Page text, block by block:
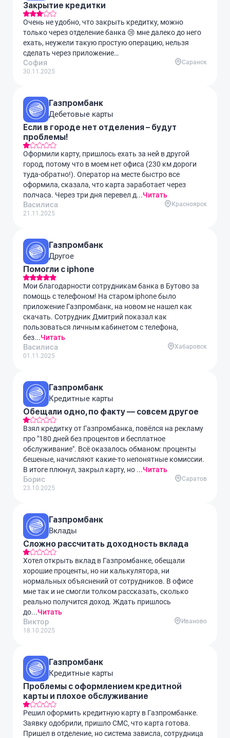
Закрытие кредитки
Очень не удобно, что закрыть кредитку, можно
только через отделение банка 😢 мне далеко до него
ехать, неужели такую простую операцию, нельзя
сделать через приложение…
София
30.11.2025
Саранск
Газпромбанк
Дебетовые карты
Если в городе нет отделения – будут
проблемы!
Оформили карту, пришлось ехать за ней в другой
город, потому что в моем нет офиса (230 км дороги
туда-обратно!). Оператор на месте быстро все
оформила, сказала, что карта заработает через
полчаса. Через три дня перевел д...Читать
Василиса
21.11.2025
Красноярск
Газпромбанк
Другое
Помогли с iphone
Мои благодарности сотрудникам банка в Бутово за
помощь с телефоном! На старом iphone было
приложение Газпромбанк, на новом не нашел как
скачать. Сотрудник Дмитрий показал как
пользоваться личным кабинетом с телефона,
без...Читать
Василиса
01.11.2025
Хабаровск
Газпромбанк
Кредитные карты
Обещали одно, по факту — совсем другое
Взял кредитку от Газпромбанка, повёлся на рекламу
про "180 дней без процентов и бесплатное
обслуживание". Всё оказалось обманом: проценты
бешеные, начисляют какие-то непонятные комиссии.
В итоге плюнул, закрыл карту, но ...Читать
Борис
23.10.2025
Саратов
Газпромбанк
Вклады
Сложно рассчитать доходность вклада
Хотел открыть вклад в Газпромбанке, обещали
хорошие проценты, но ни калькулятора, ни
нормальных объяснений от сотрудников. В офисе
мне так и не смогли толком рассказать, сколько
реально получится доход. Ждать пришлось
до...Читать
Виктор
18.10.2025
Иваново
Газпромбанк
Кредитные карты
Проблемы с оформлением кредитной
карты и плохое обслуживание
Решил оформить кредитную карту в Газпромбанке.
Заявку одобрили, пришло СМС, что карта готова.
Пришел в отделение, но система зависла, сотрудница